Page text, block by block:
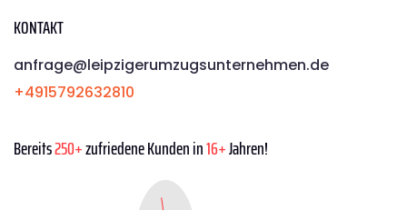
KONTAKT
anfrage@leipzigerumzugsunternehmen.de
+4915792632810
Bereits250+zufriedene Kunden in16+Jahren!